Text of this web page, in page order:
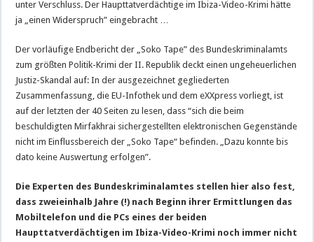
unter Verschluss. Der Haupttatverdächtige im Ibiza-Video-Krimi hätte
ja „einen Widerspruch” eingebracht …
Der vorläufige Endbericht der „Soko Tape” des Bundeskriminalamts
zum größten Politik-Krimi der II. Republik deckt einen ungeheuerlichen
Justiz-Skandal auf: In der ausgezeichnet gegliederten
Zusammenfassung, die EU-Infothek und dem eXXpress vorliegt, ist
auf der letzten der 40 Seiten zu lesen, dass “sich die beim
beschuldigten Mirfakhrai sichergestellten elektronischen Gegenstände
nicht im Einflussbereich der „Soko Tape“ befinden. „Dazu konnte bis
dato keine Auswertung erfolgen”.
Die Experten des Bundeskriminalamtes stellen hier also fest,
dass zweieinhalb Jahre (!) nach Beginn ihrer Ermittlungen das
Mobiltelefon und die PCs eines der beiden
Haupttatverdächtigen im Ibiza-Video-Krimi noch immer nicht